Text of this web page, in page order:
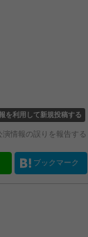
を利用して新規投稿する
情報の誤りを報告する
ブックマーク